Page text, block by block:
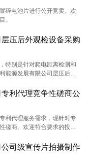
碎电池片进行公开竞卖。欢
。
压后外观检设备采购
特别是针对爬电距离检测和
能源发展有限公司层压后外
利代理竞争性磋商公
利代理服务需求，现针对专
磋商。欢迎符合要求的投标
司级宣传片拍摄制作